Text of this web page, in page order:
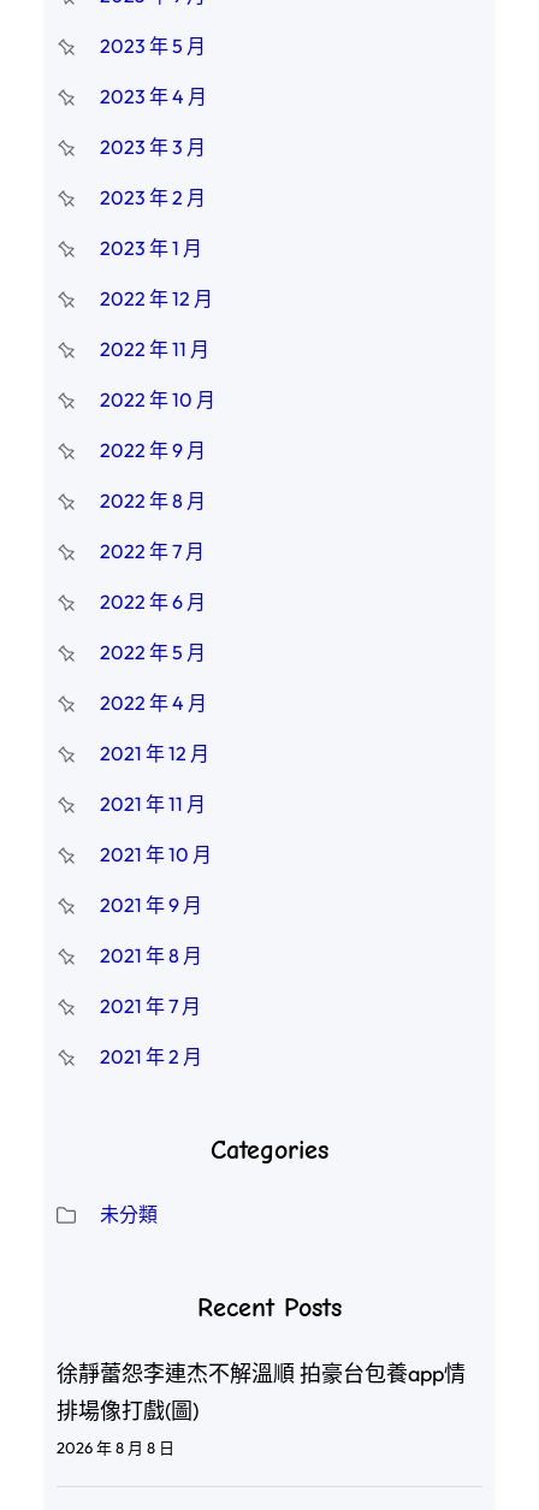
2023 年 5 月
2023 年 4 月
2023 年 3 月
2023 年 2 月
2023 年 1 月
2022 年 12 月
2022 年 11 月
2022 年 10 月
2022 年 9 月
2022 年 8 月
2022 年 7 月
2022 年 6 月
2022 年 5 月
2022 年 4 月
2021 年 12 月
2021 年 11 月
2021 年 10 月
2021 年 9 月
2021 年 8 月
2021 年 7 月
2021 年 2 月
Categories
未分類
Recent Posts
徐靜蕾怨李連杰不解溫順 拍豪台包養app情
排場像打戲(圖)
2026 年 8 月 8 日